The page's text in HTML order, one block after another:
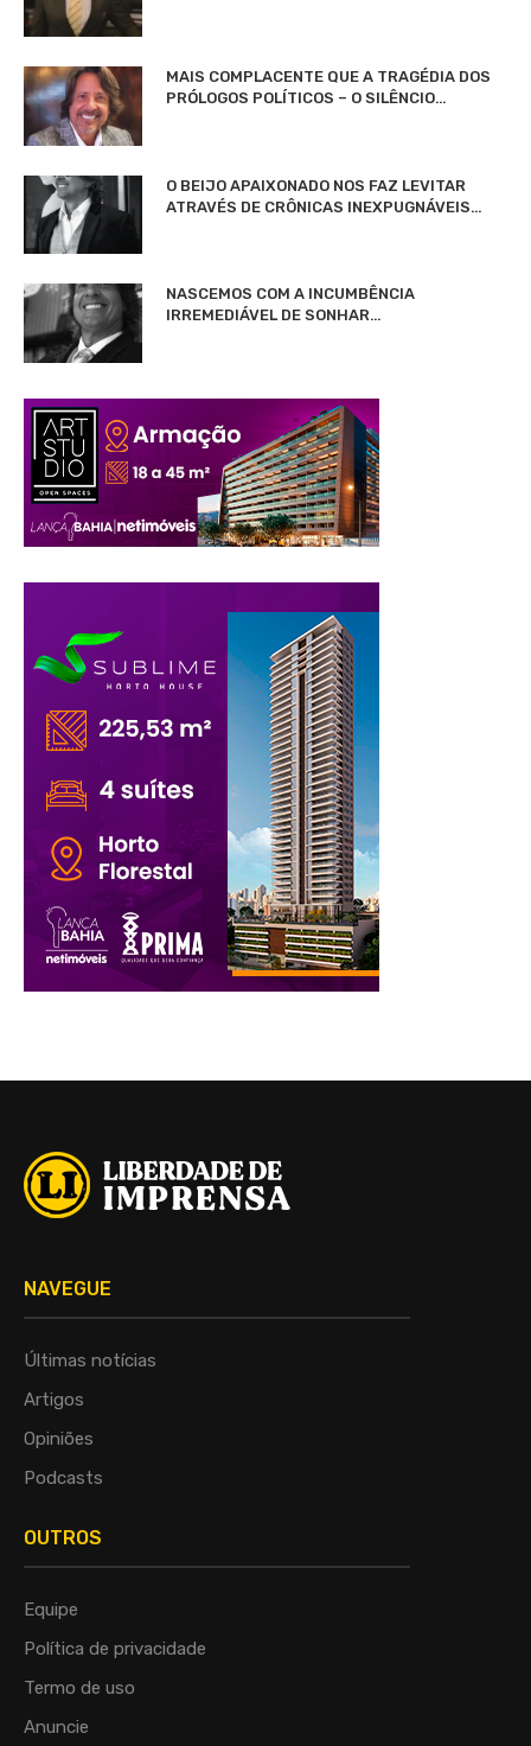
MAIS COMPLACENTE QUE A TRAGÉDIA DOS
PRÓLOGOS POLÍTICOS – O SILÊNCIO…
O BEIJO APAIXONADO NOS FAZ LEVITAR
ATRAVÉS DE CRÔNICAS INEXPUGNÁVEIS…
NASCEMOS COM A INCUMBÊNCIA
IRREMEDIÁVEL DE SONHAR…
NAVEGUE
Últimas notícias
Artigos
Opiniões
Podcasts
OUTROS
Equipe
Política de privacidade
Termo de uso
Anuncie